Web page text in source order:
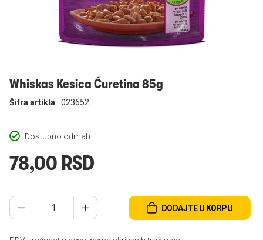
Whiskas Kesica Ćuretina 85g
Dostupno odmah
Šifra artikla 023652
78,00 RSD
DODAJTE U KORPU